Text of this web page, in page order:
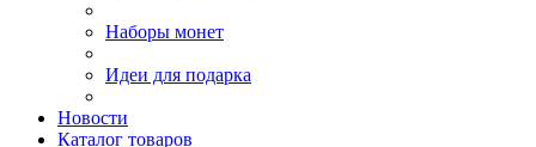
Наборы монет
Идеи для подарка
Новости
Каталог товаров